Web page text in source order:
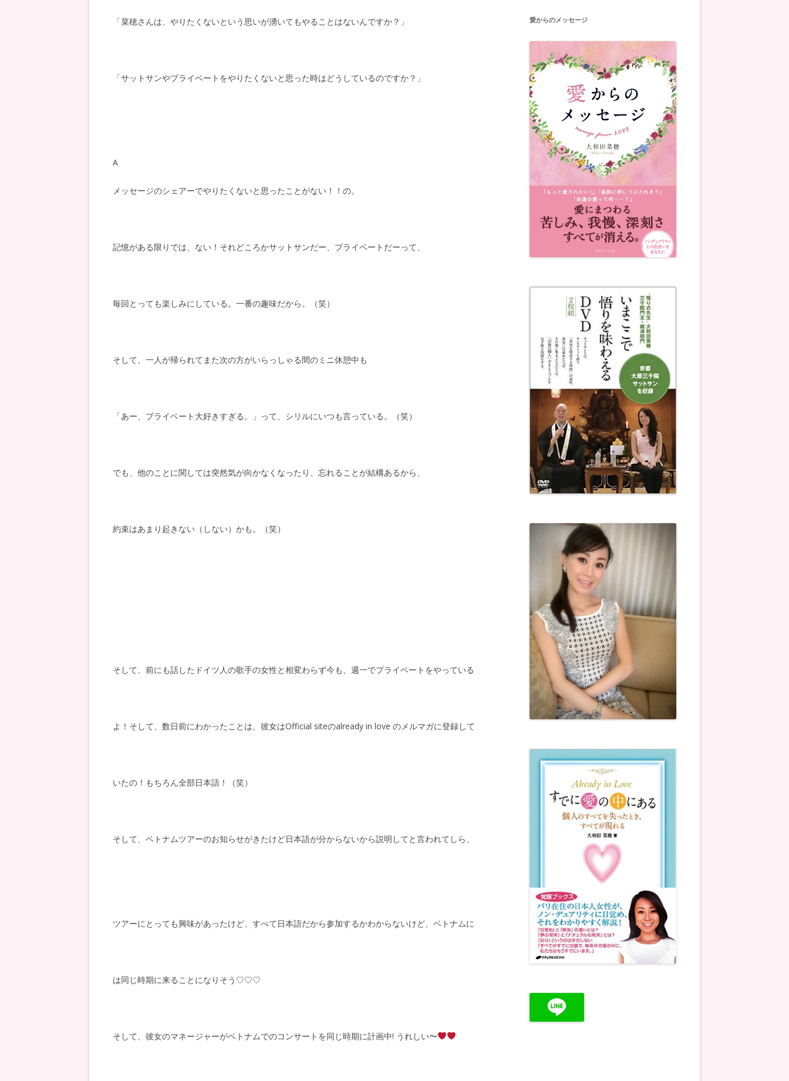
「菜穂さんは、やりたくないという思いが湧いてもやることはないんですか？」
「サットサンやプライベートをやりたくないと思った時はどうしているのですか？」
A
メッセージのシェアーでやりたくないと思ったことがない！！の。
記憶がある限りでは、ない！それどころかサットサンだー、プライベートだーって、
毎回とっても楽しみにしている。一番の趣味だから。（笑）
そして、一人が帰られてまた次の方がいらっしゃる間のミニ休憩中も
「あー、プライベート大好きすぎる。」って、シリルにいつも言っている。（笑）
でも、他のことに関しては突然気が向かなくなったり、忘れることが結構あるから、
約束はあまり起きない（しない）かも。（笑）
そして、前にも話したドイツ人の歌手の女性と相変わらず今も、週一でプライベートをやっている
よ！そして、数日前にわかったことは、彼女はOfficial siteのalready in love のメルマガに登録して
いたの！もちろん全部日本語！（笑）
そして、ベトナムツアーのお知らせがきたけど日本語が分からないから説明してと言われてしら、
ツアーにとっても興味があったけど、すべて日本語だから参加するかわからないけど、ベトナムに
は同じ時期に来ることになりそう♡♡♡
そして、彼女のマネージャーがベトナムでのコンサートを同じ時期に計画中! うれしい〜
愛からのメッセージ